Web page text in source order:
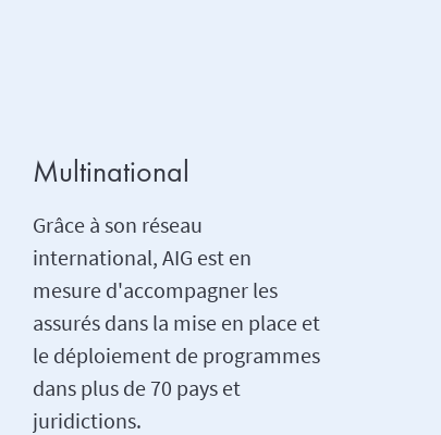
Multinational
Grâce à son réseau
international, AIG est en
mesure d'accompagner les
assurés dans la mise en place et
le déploiement de programmes
dans plus de 70 pays et
juridictions.